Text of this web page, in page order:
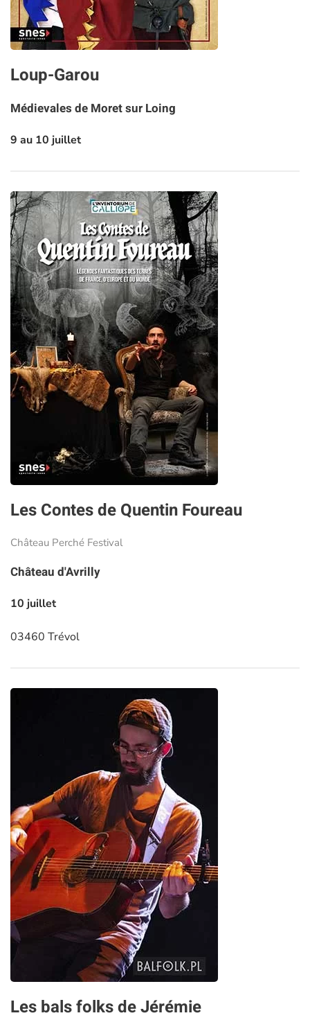
Loup-Garou
Médievales de Moret sur Loing
9 au 10 juillet
Les Contes de Quentin Foureau
Château Perché Festival
Château d'Avrilly
10 juillet
03460 Trévol
Les bals folks de Jérémie